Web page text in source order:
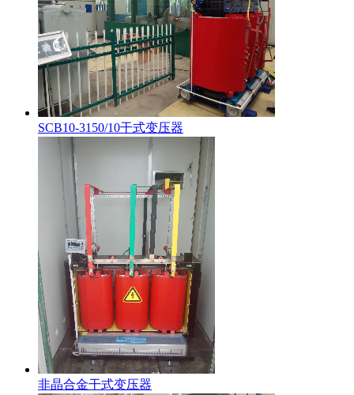
SCB10-3150/10干式变压器
非晶合金干式变压器